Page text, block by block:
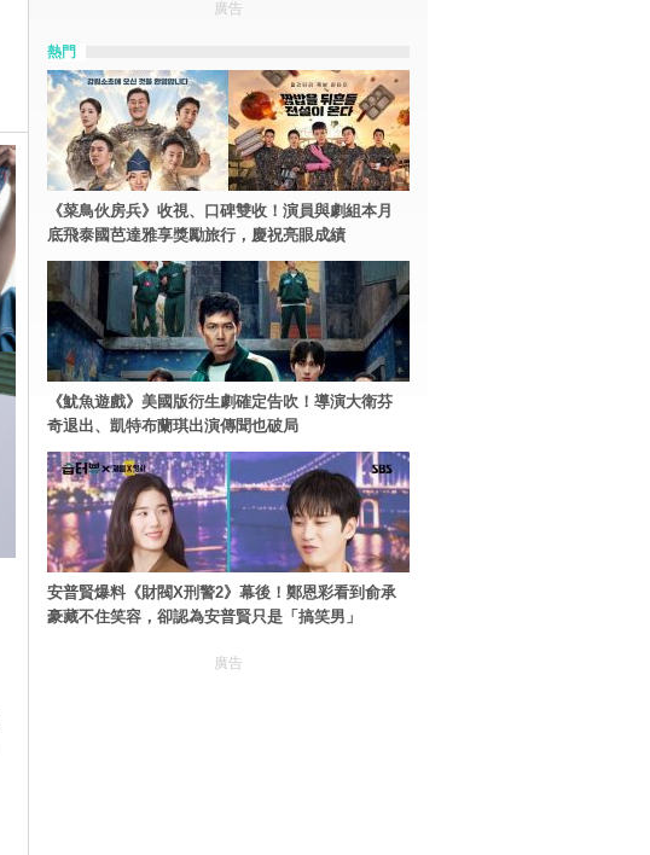
廣告
熱門
《菜鳥伙房兵》收視、口碑雙收！演員與劇組本月
底飛泰國芭達雅享獎勵旅行，慶祝亮眼成績
《魷魚遊戲》美國版衍生劇確定告吹！導演大衛芬
奇退出、凱特布蘭琪出演傳聞也破局
安普賢爆料《財閥X刑警2》幕後！鄭恩彩看到俞承
豪藏不住笑容，卻認為安普賢只是「搞笑男」
廣告